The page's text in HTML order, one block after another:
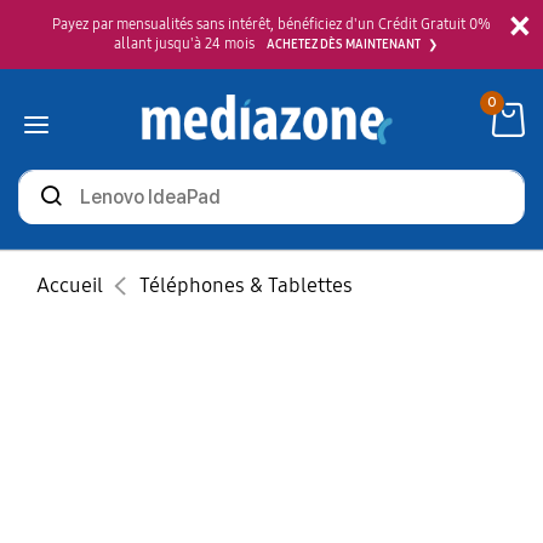
×
Payez par mensualités sans intérêt, bénéficiez d'un Crédit Gratuit 0%
allant jusqu'à 24 mois
ACHETEZ DÈS MAINTENANT
Rechercher
des
produits
0
Accueil Téléphones & Tablettes